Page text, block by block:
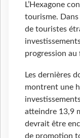
L’Hexagone
tourisme. Dans
de touristes
progression au
Les dernières
montrent une
atteindre 13,9
devrait être
de promotion